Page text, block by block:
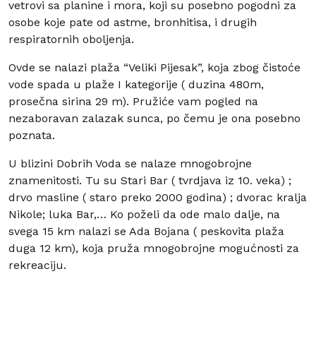
vetrovi sa planine i mora, koji su posebno pogodni za
osobe koje pate od astme, bronhitisa, i drugih
respiratornih oboljenja.
Ovde se nalazi plaža “Veliki Pijesak”, koja zbog čistoće
vode spada u plaže I kategorije ( duzina 480m,
prosečna sirina 29 m). Pružiće vam pogled na
nezaboravan zalazak sunca, po čemu je ona posebno
poznata.
U blizini Dobrih Voda se nalaze mnogobrojne
znamenitosti. Tu su Stari Bar ( tvrdjava iz 10. veka) ;
drvo masline ( staro preko 2000 godina) ; dvorac kralja
Nikole; luka Bar,… Ko poželi da ode malo dalje, na
svega 15 km nalazi se Ada Bojana ( peskovita plaža
duga 12 km), koja pruža mnogobrojne mogućnosti za
rekreaciju.